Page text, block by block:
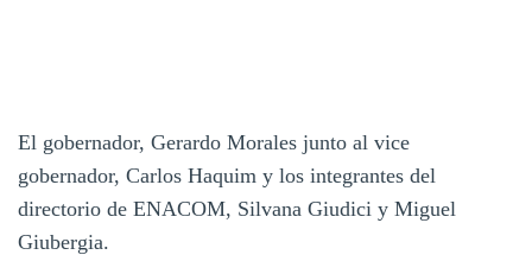
El gobernador, Gerardo Morales junto al vice
gobernador, Carlos Haquim y los integrantes del
directorio de ENACOM, Silvana Giudici y Miguel
Giubergia.